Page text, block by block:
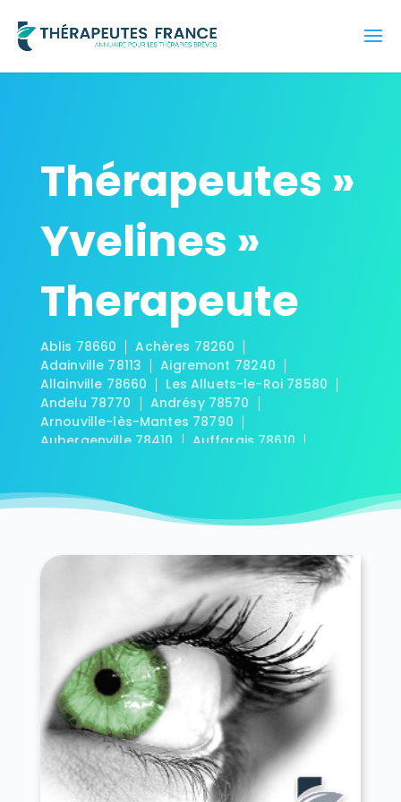
Thérapeutes »
Yvelines »
Therapeute
Ablis 78660
Achères 78260
Adainville 78113
Aigremont 78240
Allainville 78660
Les Alluets-le-Roi 78580
Andelu 78770
Andrésy 78570
Arnouville-lès-Mantes 78790
Aubergenville 78410
Auffargis 78610
Autouillet 78770
Bazainville 78550
Bazemont 78580
Béhoust 78910
Bennecourt 78270
Beynes 78650
Blaru 78270
Boinville-en-Mantois 78930
Boinville-le-Gaillard 78660
Boinvilliers 78200
Bois-d'Arcy 78390
Boissets 78910
La Boissière-École 78125
Boissy-Mauvoisin 78200
Boissy-sans-Avoir 78490
Bonnelles 78830
Bonnières-sur-Seine 78270
Bouafle 78410
Bougival 78380
Bourdonné 78113
Breuil-Bois-Robert 78930
Bréval 78980
Les Bréviaires 78610
Brueil-en-Vexin 78440
Buc 78530
Buchelay 78200
Bullion 78830
Carrières-sous-Poissy 78955